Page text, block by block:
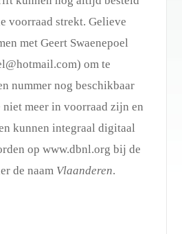
voorraad strekt. Gelieve
met Geert Swaenepoel
om te
nummer nog beschikbaar
meer in voorraad zijn en
kunnen integraal digitaal
op www.dbnl.org bij de
de naam Vlaanderen.